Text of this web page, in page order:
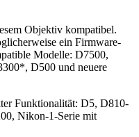
Objektiv kompatibel.
ein Firmware-
Modelle: D7500,
D500 und neuere
Funktionalität: D5, D810-
Nikon-1-Serie mit